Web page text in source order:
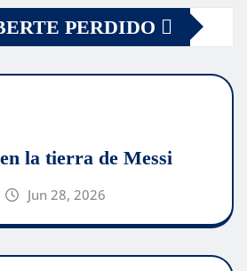
PERDIDO
la tierra de Messi
Jun 28, 2026